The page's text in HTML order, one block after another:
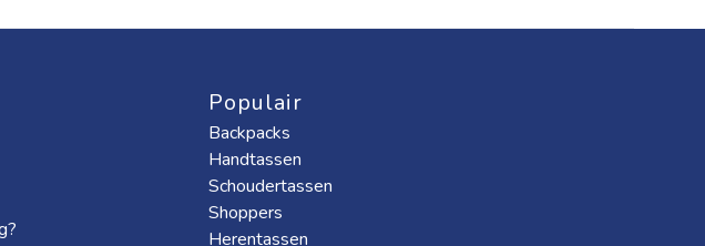
Populair
Backpacks
Handtassen
Schoudertassen
Shoppers
Herentassen